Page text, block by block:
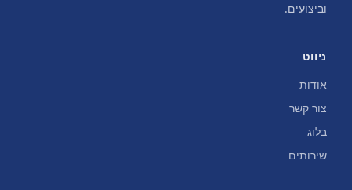
וביצועים.
ניווט
אודות
צור קשר
בלוג
שירותים